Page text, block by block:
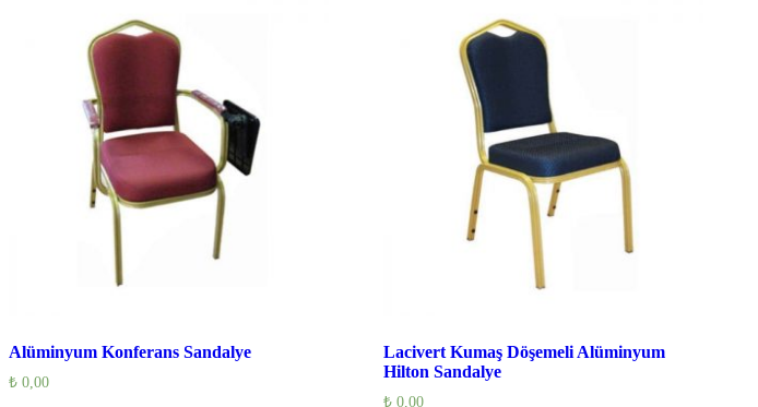
Alüminyum Konferans Sandalye
₺ 0,00
Lacivert Kumaş Döşemeli Alüminyum
Hilton Sandalye
₺ 0,00